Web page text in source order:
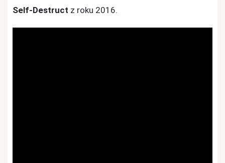
Self-Destruct z roku 2016.